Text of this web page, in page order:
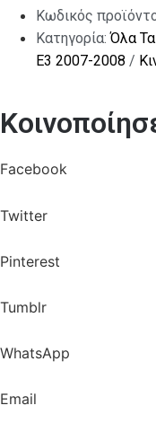
Κωδικός
Κατηγορία:Όλα
E3 2007-2008 /
Facebook
Twitter
Pinterest
Tumblr
WhatsApp
Email